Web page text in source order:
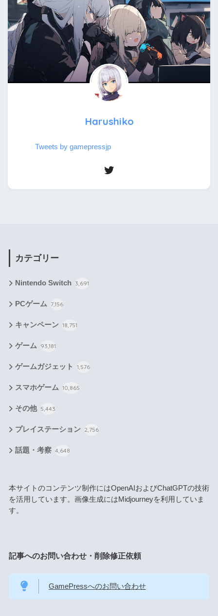
Harushiko
Tweets by gamepressjp
カテゴリー
Nintendo Switch 3,691
PCゲーム 7,156
キャンペーン 18,751
ゲーム 93,181
ゲームガジェット 1,576
スマホゲーム 10,865
その他 5,443
プレイステーション 2,756
話題・考察 4,648
本サイトのコンテンツ制作にはOpenAIおよびChatGPTの技術
を活用しています。画像生成にはMidjourneyを利用していま
す。
記事へのお問い合わせ・削除修正依頼
GamePressへのお問い合わせ